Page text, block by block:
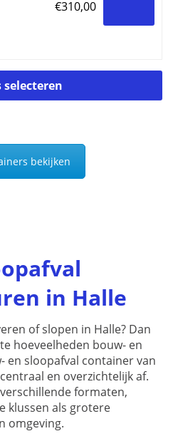
€310,00
selecteren
bekijken
in Halle
of slopen in Halle? Dan
hoeveelheden bouw- en
en sloopafval container van
en overzichtelijk af.
formaten,
klussen als grotere
omgeving.